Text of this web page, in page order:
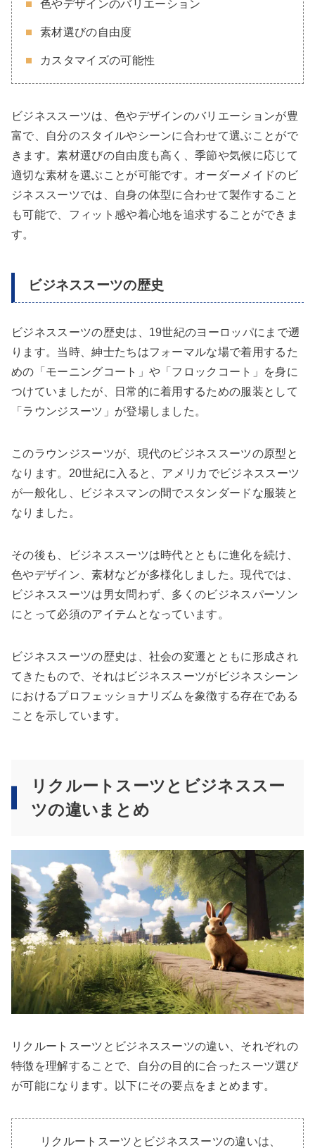
色やデザインのバリエーション
素材選びの自由度
カスタマイズの可能性
ビジネススーツは、色やデザインのバリエーションが豊
富で、自分のスタイルやシーンに合わせて選ぶことがで
きます。素材選びの自由度も高く、季節や気候に応じて
適切な素材を選ぶことが可能です。オーダーメイドのビ
ジネススーツでは、自身の体型に合わせて製作すること
も可能で、フィット感や着心地を追求することができま
す。
ビジネススーツの歴史
ビジネススーツの歴史は、19世紀のヨーロッパにまで遡
ります。当時、紳士たちはフォーマルな場で着用するた
めの「モーニングコート」や「フロックコート」を身に
つけていましたが、日常的に着用するための服装として
「ラウンジスーツ」が登場しました。
このラウンジスーツが、現代のビジネススーツの原型と
なります。20世紀に入ると、アメリカでビジネススーツ
が一般化し、ビジネスマンの間でスタンダードな服装と
なりました。
その後も、ビジネススーツは時代とともに進化を続け、
色やデザイン、素材などが多様化しました。現代では、
ビジネススーツは男女問わず、多くのビジネスパーソン
にとって必須のアイテムとなっています。
ビジネススーツの歴史は、社会の変遷とともに形成され
てきたもので、それはビジネススーツがビジネスシーン
におけるプロフェッショナリズムを象徴する存在である
ことを示しています。
リクルートスーツとビジネススー
ツの違いまとめ
リクルートスーツとビジネススーツの違い、それぞれの
特徴を理解することで、自分の目的に合ったスーツ選び
が可能になります。以下にその要点をまとめます。
リクルートスーツとビジネススーツの違いは、